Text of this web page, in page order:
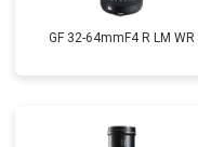
GF 32-64mmF4 R LM WR